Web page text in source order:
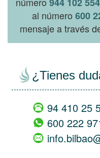
al número600
mensaje a través
¿Tienes
94 410 25
600 222